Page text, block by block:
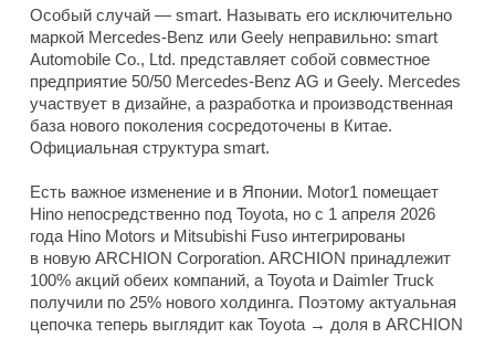
Особый случай — smart. Называть его исключительно
маркой Mercedes-Benz или Geely неправильно: smart
Automobile Co., Ltd. представляет собой совместное
предприятие 50/50 Mercedes-Benz AG и Geely. Mercedes
участвует в дизайне, а разработка и производственная
база нового поколения сосредоточены в Китае.
Официальная структура smart.
Есть важное изменение и в Японии. Motor1 помещает
Hino непосредственно под Toyota, но с 1 апреля 2026
года Hino Motors и Mitsubishi Fuso интегрированы
в новую ARCHION Corporation. ARCHION принадлежит
100% акций обеих компаний, а Toyota и Daimler Truck
получили по 25% нового холдинга. Поэтому актуальная
цепочка теперь выглядит как Toyota → доля в ARCHION